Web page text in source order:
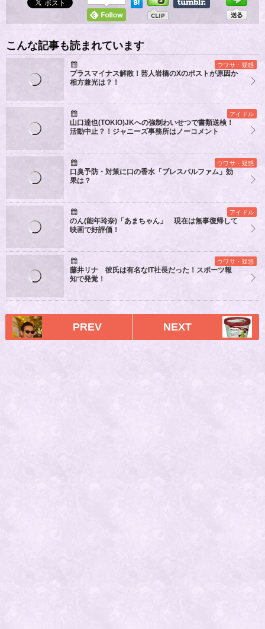
こんな記事も読まれています
ウワサ・疑惑
プラスマイナス解散！芸人岩橋のXのポストが原因か
相方兼光は？！
アイドル
山口達也(TOKIO)JKへの強制わいせつで書類送検！
活動中止？！ジャニーズ事務所はノーコメント
ウワサ・疑惑
口臭予防・対策に口の香水「ブレスパルファム」効
果は？
アイドル
のん(能年玲奈)「あまちゃん」 現在は無事復帰して
映画で好評価！
ウワサ・疑惑
藤井リナ 彼氏は有名なIT社長だった！スポーツ報
知で発覚！
PREV NEXT